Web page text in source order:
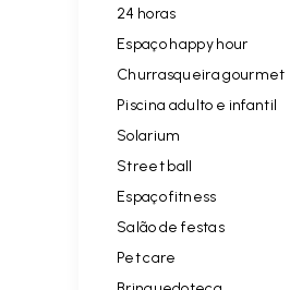
24 horas
Espaço happy hour
Churrasqueira gourmet
Piscina adulto e infantil
Solarium
Street ball
Espaço fitness
Salão de festas
Pet care